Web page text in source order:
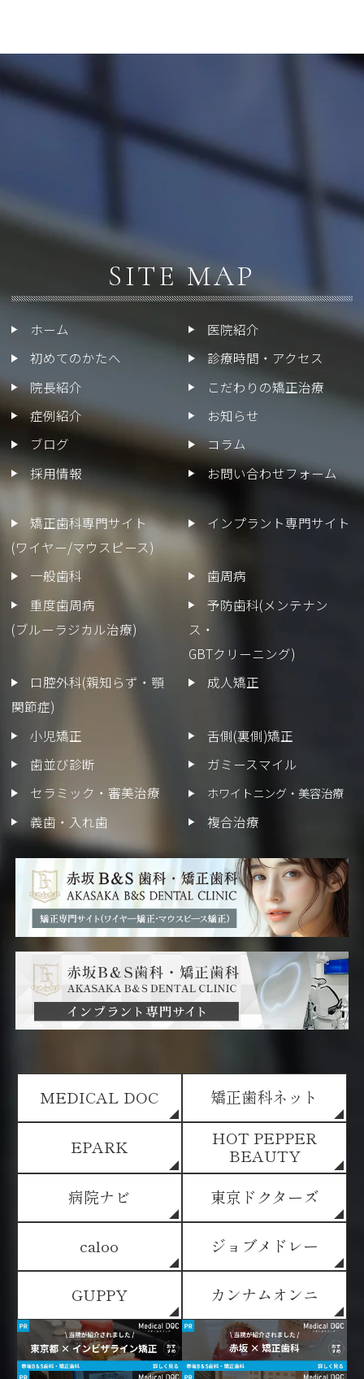
SITE MAP
ホーム
医院紹介
初めてのかたへ
診療時間・アクセス
院長紹介
こだわりの矯正治療
症例紹介
お知らせ
ブログ
コラム
採用情報
お問い合わせフォーム
矯正歯科専門サイト
(ワイヤー/マウスピース)
インプラント専門サイト
一般歯科
歯周病
重度歯周病
(ブルーラジカル治療)
予防歯科(メンテナン
ス・
GBTクリーニング)
口腔外科(親知らず・顎
関節症)
成人矯正
小児矯正
舌側(裏側)矯正
歯並び診断
ガミースマイル
セラミック・審美治療
ホワイトニング・美容治療
義歯・入れ歯 複合治療
MEDICAL DOC 矯正歯科ネット
EPARK
HOT PEPPER
BEAUTY
病院ナビ 東京ドクターズ
caloo ジョブメドレー
GUPPY カンナムオンニ